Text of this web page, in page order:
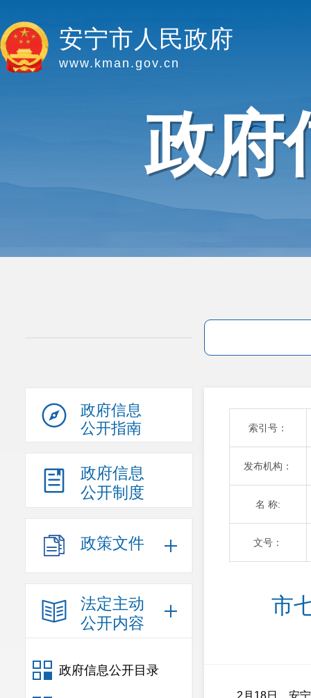
安宁市人民政府
www.kman.gov.cn
政府
政府信息
公开指南
政府信息
公开制度
政策文件
法定主动
公开内容
政府信息公开目录
索引号：
发布机构：
名 称:
文号：
市
2月18日，安宁